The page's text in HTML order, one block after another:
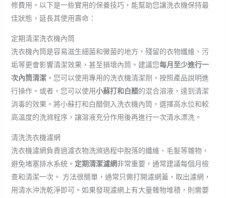
修費用。以下是一些實用的保養技巧，能幫助您讓洗衣機保持最
佳狀態，延長其使用壽命：
定期清潔洗衣機內筒
洗衣機內筒是容易滋生細菌和黴菌的地方，殘留的衣物纖維、污
垢等更會影響清潔效果，甚至損壞內筒。建議您每月至少進行一
次內筒清潔。您可以使用專用的洗衣機清潔劑，按照產品說明進
行操作。或者，您可以使用小蘇打和白醋的混合溶液，達到清潔
消毒的效果。將小蘇打和白醋倒入洗衣機內筒，選擇高水位和較
高溫度的洗滌程序，讓溶液充分作用後再進行一次清水漂洗。
清洗洗衣機濾網
洗衣機濾網負責過濾衣物洗滌過程中脫落的纖維、毛髮等雜物，
避免堵塞排水系統。 定期清潔濾網非常重要，通常建議每個月檢
查和清潔一次。 方法很簡單，通常只需打開濾網蓋，取出濾網，
用清水沖洗乾淨即可。如果發現濾網上有大量雜物堆積，則需要